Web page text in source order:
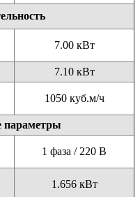
7.00 кВт
7.10 кВт
1050 куб.м/ч
параметры
1 фаза / 220 В
1.656 кВт